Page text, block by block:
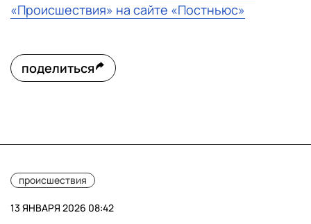
«Происшествия» на сайте «Постньюс»
поделиться
происшествия
13 ЯНВАРЯ 2026 08:42